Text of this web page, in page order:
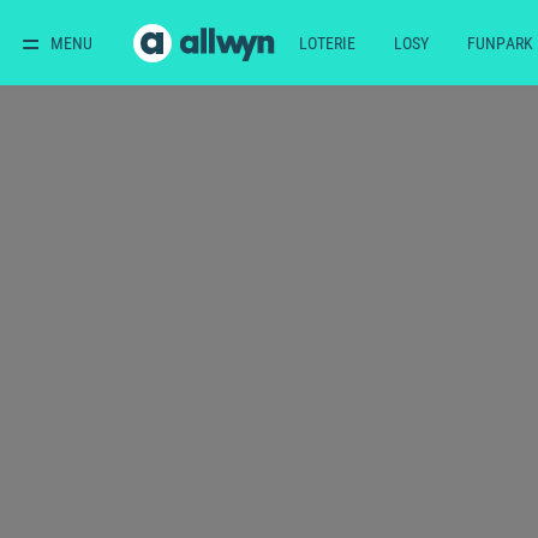
MENU LOTERIE LOSY FUNPARK